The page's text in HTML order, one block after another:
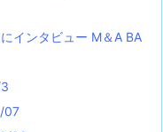
インタビュー M＆A BA
07